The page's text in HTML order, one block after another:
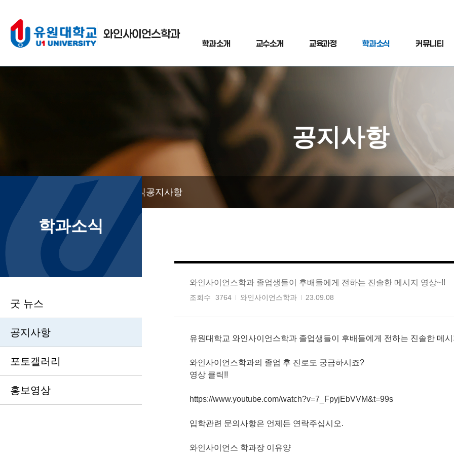
와인사이언스학과
학과소개 교수소개 교육과정 학과소식 커뮤니티
공지사항
학과소식공지사항
학과소식
굿 뉴스
공지사항
포토갤러리
홍보영상
와인사이언스학과 졸업생들이 후배들에게 전하는 진솔한 메시지 영상~!!
조회수 3764 와인사이언스학과 23.09.08
유원대학교 와인사이언스학과 졸업생들이 후배들에게 전하는 진솔한 메
와인사이언스학과의 졸업 후 진로도 궁금하시죠?
영상 클릭!!
https://www.youtube.com/watch?v=7_FpyjEbVVM&t=99s
입학관련 문의사항은 언제든 연락주십시오.
와인사이언스 학과장 이유양